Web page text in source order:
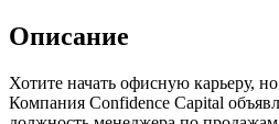
Описание
Хотите начать офисную карьеру,
Компания Confidence Capital